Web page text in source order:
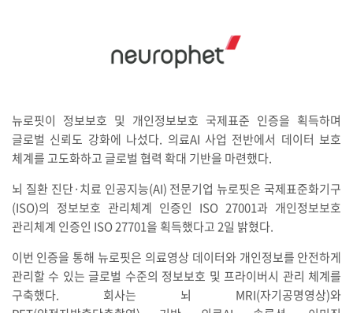
뉴로핏이 정보보호 및 개인정보보호 국제표준 인증을 획득하며
글로벌 신뢰도 강화에 나섰다. 의료AI 사업 전반에서 데이터 보호
체계를 고도화하고 글로벌 협력 확대 기반을 마련했다.
뇌 질환 진단·치료 인공지능(AI) 전문기업 뉴로핏은 국제표준화기구
(ISO)의 정보보호 관리체계 인증인 ISO 27001과 개인정보보호
관리체계 인증인 ISO 27701을 획득했다고 2일 밝혔다.
이번 인증을 통해 뉴로핏은 의료영상 데이터와 개인정보를 안전하게
관리할 수 있는 글로벌 수준의 정보보호 및 프라이버시 관리 체계를
구축했다. 회사는 뇌 MRI(자기공명영상)와